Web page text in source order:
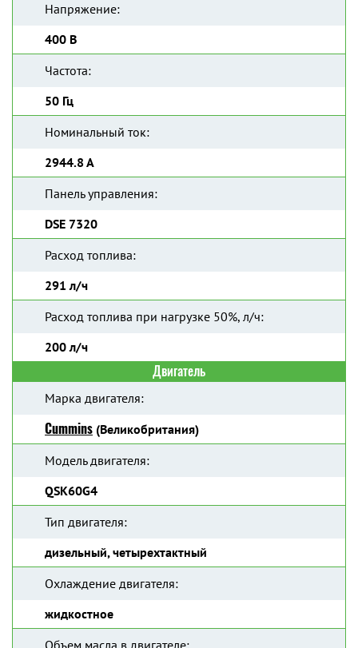
Напряжение:
400 В
Частота:
50 Гц
Номинальный ток:
2944.8 А
Панель управления:
DSE 7320
Расход топлива:
291 л/ч
Расход топлива при нагрузке 50%, л/ч:
200 л/ч
Двигатель
Марка двигателя:
Cummins (Великобритания)
Модель двигателя:
QSK60G4
Тип двигателя:
дизельный, четырехтактный
Охлаждение двигателя:
жидкостное
Объем масла в двигателе: